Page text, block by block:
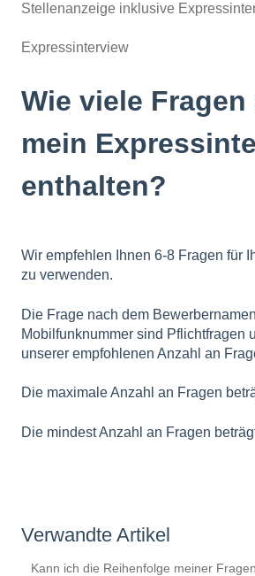
Stellenanzeige inklusive
Expressinterview
Wie viele
mein
enthalten?
Wir empfehlen Ihnen 6-8 Fragen für
zu verwenden.
Die Frage nach dem
Mobilfunknummer sind Pflichtfragen
unserer empfohlenen Anzahl an
Die maximale Anzahl an Fragen
Die mindest Anzahl an Fragen
Verwandte Artikel
Kann ich die Reihenfolge meiner